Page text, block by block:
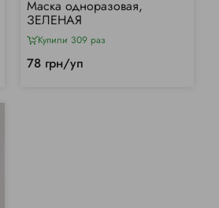
Маска одноразовая,
ЗЕЛЕНАЯ
Купили 309 раз
78 грн/уп